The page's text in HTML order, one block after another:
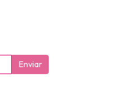
Enviar